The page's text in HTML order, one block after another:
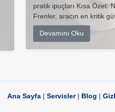
pratik ipuçları Kısa Özet:
Frenler, aracın en kritik
Devamını Oku
Ana Sayfa| Servisler| Blog |